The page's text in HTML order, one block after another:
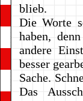
blieb.
Die Worte
haben,
andere
besser
Sache.
Das